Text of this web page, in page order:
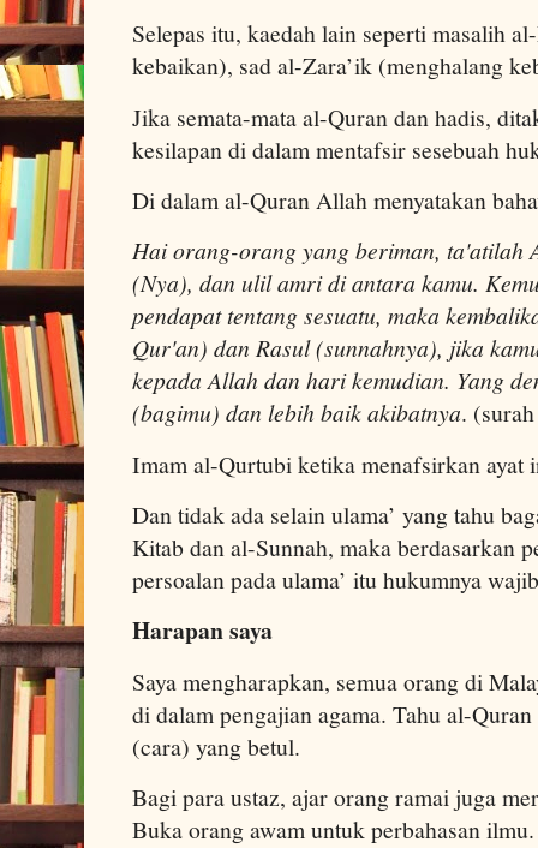
Selepas itu, kaedah lain seperti masalih
kebaikan), sad al-Zara’ik (menghalang
Jika semata-mata al-Quran dan hadis,
kesilapan di dalam mentafsir sesebuah
Di dalam al-Quran Allah menyatakan
Hai orang-orang yang beriman, ta'atilah
(Nya), dan ulil amri di antara kamu.
pendapat tentang sesuatu, maka
Qur'an) dan Rasul (sunnahnya), jika
kepada Allah dan hari kemudian. Yang
(bagimu) dan lebih baik akibatnya.
Imam al-Qurtubi ketika menafsirkan ayat
Dan tidak ada selain ulama’ yang tahu
Kitab dan al-Sunnah, maka berdasarkan
persoalan pada ulama’ itu hukumnya
Harapan saya
Saya mengharapkan, semua orang di
di dalam pengajian agama. Tahu al-
(cara) yang betul.
Bagi para ustaz, ajar orang ramai juga
Buka orang awam untuk perbahasan ilmu.